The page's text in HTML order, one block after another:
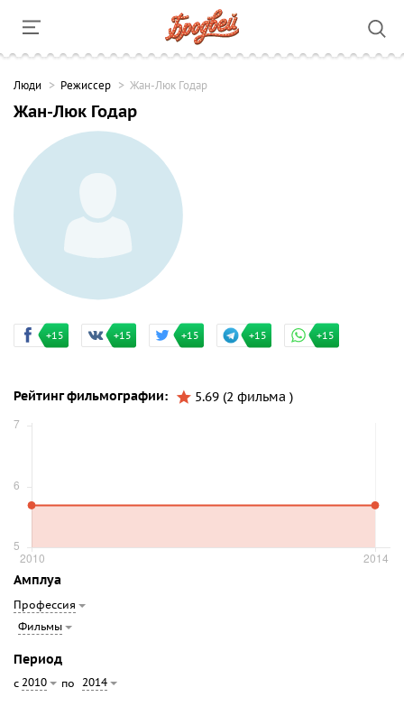
Люди Режиссер Жан-Люк Годар
Жан-Люк Годар
+15 +15 +15 +15 +15
Рейтинг фильмографии: 5.69 (2 фильма )
Амплуа
Профессия
Фильмы
Период
с 2010 по 2014